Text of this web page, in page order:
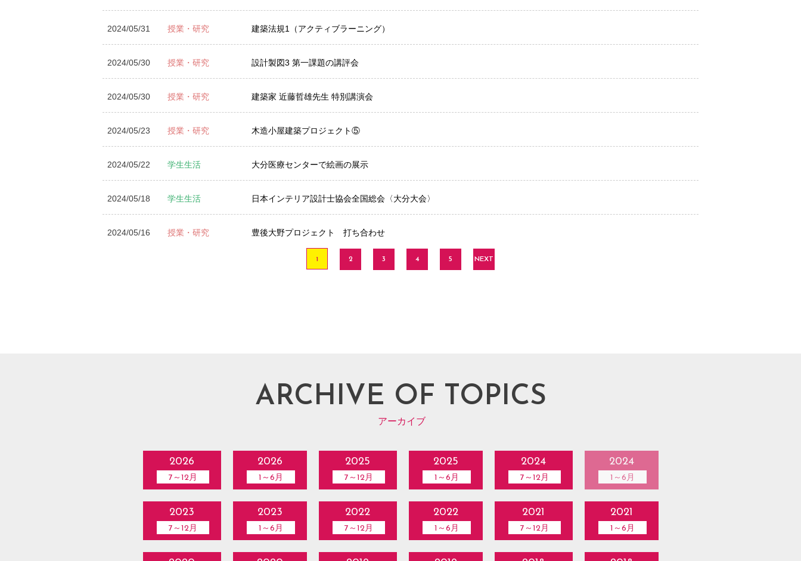
2024/05/31 授業・研究 建築法規1（アクティブラーニング）
2024/05/30 授業・研究 設計製図3 第一課題の講評会
2024/05/30 授業・研究 建築家 近藤哲雄先生 特別講演会
2024/05/23 授業・研究 木造小屋建築プロジェクト⑤
2024/05/22 学生生活 大分医療センターで絵画の展示
2024/05/18 学生生活 日本インテリア設計士協会全国総会〈大分大会〉
2024/05/16 授業・研究 豊後大野プロジェクト 打ち合わせ
1 2 3 4 5 NEXT
ARCHIVE OF TOPICS
アーカイブ
2026
7～12月
2026
1～6月
2025
7～12月
2025
1～6月
2024
7～12月
2024
1～6月
2023
7～12月
2023
1～6月
2022
7～12月
2022
1～6月
2021
7～12月
2021
1～6月